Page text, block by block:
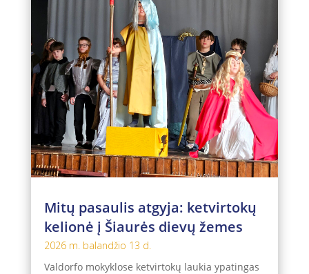
Mitų pasaulis atgyja: ketvirtokų
kelionė į Šiaurės dievų žemes
2026 m. balandžio 13 d.
Valdorfo mokyklose ketvirtokų laukia ypatingas